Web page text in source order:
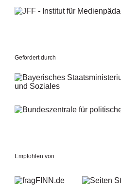
Gefördert durch
Empfohlen von